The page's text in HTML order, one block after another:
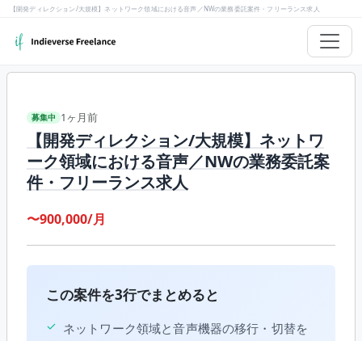
【開発ディレクション/大規模】ネットワーク領域における音声／NWの業務委託案件・フリーランス求人
募集中 1ヶ月前
【開発ディレクション/大規模】ネットワ
ーク領域における音声／NWの業務委託案
件・フリーランス求人
〜900,000/月
この案件を3行でまとめると
✓ ネットワーク領域と音声機器の移行・切替を